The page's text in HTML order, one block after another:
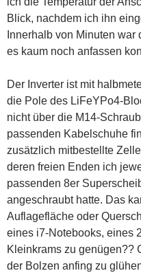
Blick, nachdem ich ihn
Innerhalb von Minuten
es kaum noch anfassen
Der Inverter ist mit
die Pole des LiFeYPo4-
nicht über die M14-
passenden Kabelschuhe
zusätzlich mitbestellte
deren freien Enden ich
passenden 8er
angeschraubt hatte. Das
Auflagefläche oder
eines i7-Notebooks, eines
Kleinkrams zu genügen??
der Bolzen anfing zu